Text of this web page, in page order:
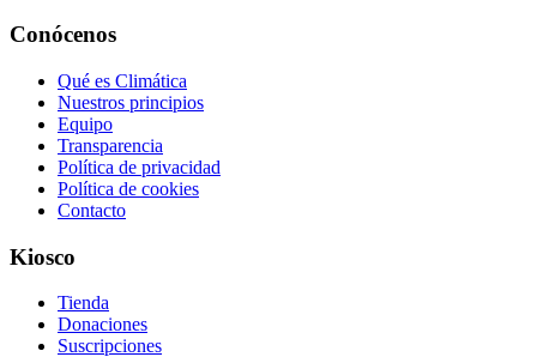
Conócenos
Qué es Climática
Nuestros principios
Equipo
Transparencia
Política de privacidad
Política de cookies
Contacto
Kiosco
Tienda
Donaciones
Suscripciones